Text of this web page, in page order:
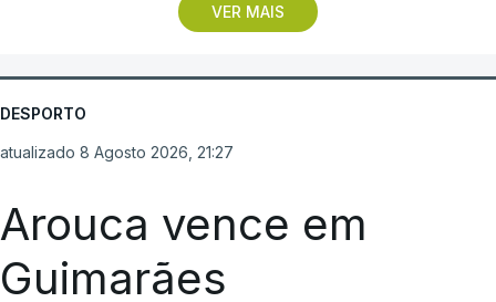
VER MAIS
Discreta nas chegadas ao Palácio Nacional de
feira, a equipa dirigida por Gustavo Veloso
apresentou a sua melhor versão nos derradeiros
metros da tirada mais longa da corrida, marcados
camisola amarela, Rui Oliveira (UAE Emirates), no
sprint.
DESPORTO
atualizado 8 Agosto 2026, 21:27
Arouca vence em
Guimarães